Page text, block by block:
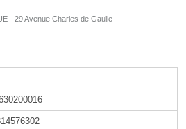
- 29 Avenue Charles de Gaulle